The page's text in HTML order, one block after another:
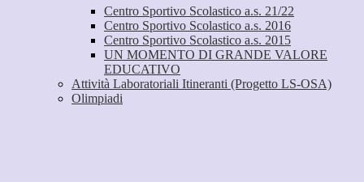
Centro Sportivo Scolastico a.s. 21/22
Centro Sportivo Scolastico a.s. 2016
Centro Sportivo Scolastico a.s. 2015
UN MOMENTO DI GRANDE VALORE
EDUCATIVO
Attività Laboratoriali Itineranti (Progetto LS-OSA)
Olimpiadi